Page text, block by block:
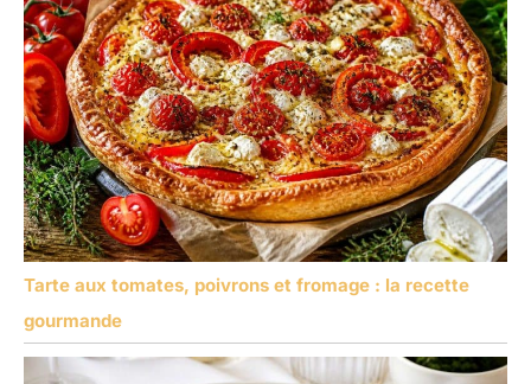
Tarte aux tomates, poivrons et fromage : la recette
gourmande